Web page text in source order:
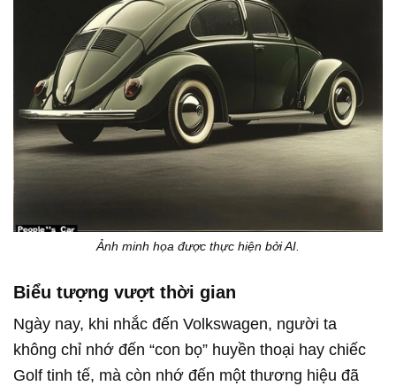
Ảnh minh họa được thực hiện bởi AI.
Biểu tượng vượt thời gian
Ngày nay, khi nhắc đến Volkswagen, người ta
không chỉ nhớ đến “con bọ” huyền thoại hay chiếc
Golf tinh tế, mà còn nhớ đến một thương hiệu đã